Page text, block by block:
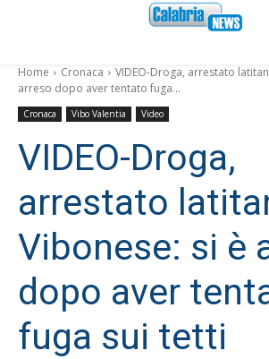
Home Cronaca
VIDEO-Droga, arrestato
arreso dopo aver tentato fuga...
Cronaca Vibo Valentia Video
VIDEO-Droga,
arrestato
Vibonese: si è
dopo aver
fuga sui tetti